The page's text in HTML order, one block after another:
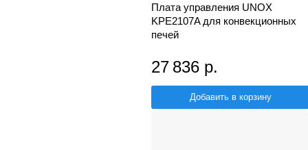
Плата управления UNOX
KPE2107A для конвекционных
печей
27 836 р.
Добавить в корзину